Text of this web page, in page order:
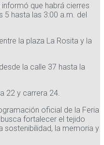
que habrá cierres
5 hasta las 3:00 a.m. del
la plaza La Rosita y la
la calle 37 hasta la
22 y carrera 24.
oficial de la Feria
fortalecer el tejido
sostenibilidad, la memoria y